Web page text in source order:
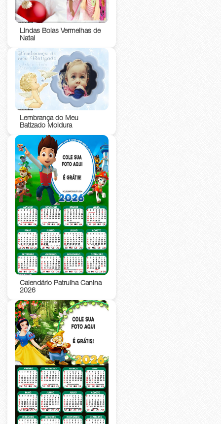
Lindas Bolas Vermelhas de
Natal
Lembrança do Meu
Batizado Moldura
Calendário Patrulha Canina
2026